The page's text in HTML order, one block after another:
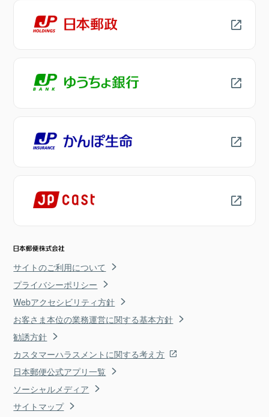
サイトのご利用について
プライバシーポリシー
Webアクセシビリティ方針
お客さま本位の業務運営に関する基本方針
勧誘方針
カスタマーハラスメントに関する考え方
日本郵便公式アプリ一覧
ソーシャルメディア
サイトマップ